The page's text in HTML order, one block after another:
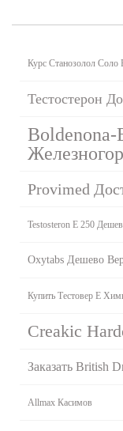
Курс Станозолол
Тестостерон
Provimed
Testosteron E 250
Oxytabs Дешево
Купить Тестовер Е
Creakic
Заказать British
Allmax Касимов